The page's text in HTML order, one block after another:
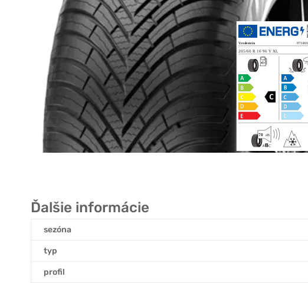
Ďalšie informácie
sezóna
typ
profil